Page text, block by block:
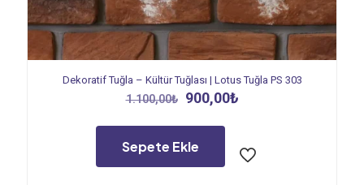
Dekoratif Tuğla – Kültür Tuğlası | Lotus Tuğla PS 303
1.100,00₺
Orijinal
fiyat:
1.100,00₺.
900,00₺Şu
Sepete Ekle